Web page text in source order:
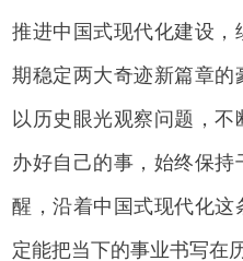
推进中国式现代化建设
期稳定两大奇迹新篇章的
以历史眼光观察问题，
办好自己的事，始终保
醒，沿着中国式现代化
定能把当下的事业书写在